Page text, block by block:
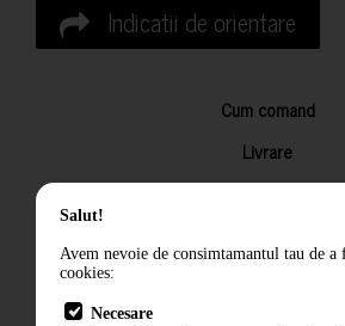
Indicatii de orientare
Cum comand
Livrare
Returnarea
Salut!
Avem nevoie de consimtamantul tau de a
cookies:
Necesare